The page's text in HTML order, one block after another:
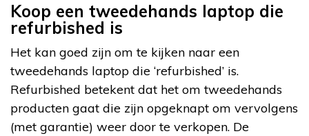
Koop een tweedehands laptop die
refurbished is
Het kan goed zijn om te kijken naar een
tweedehands laptop die ‘refurbished’ is.
Refurbished betekent dat het om tweedehands
producten gaat die zijn opgeknapt om vervolgens
(met garantie) weer door te verkopen. De